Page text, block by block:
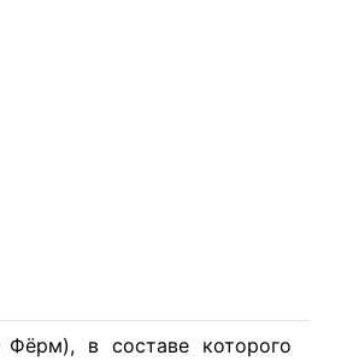
в составе которого